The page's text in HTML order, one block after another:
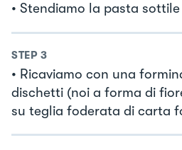
• Stendiamo la pasta
STEP 3
• Ricaviamo con una
dischetti (noi a forma di
su teglia foderata di carta